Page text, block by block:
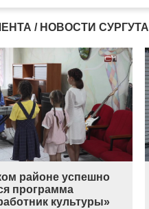
/ НОВОСТИ СУРГУТА
районе успешно
программа
культуры»